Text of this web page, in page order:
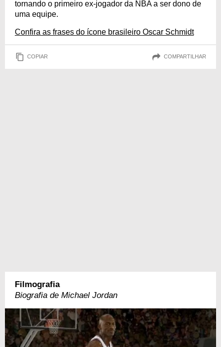
tornando o primeiro ex-jogador da NBA a ser dono de
uma equipe.
Confira as frases do ícone brasileiro Oscar Schmidt
COPIAR COMPARTILHAR
Filmografia
Biografia de Michael Jordan